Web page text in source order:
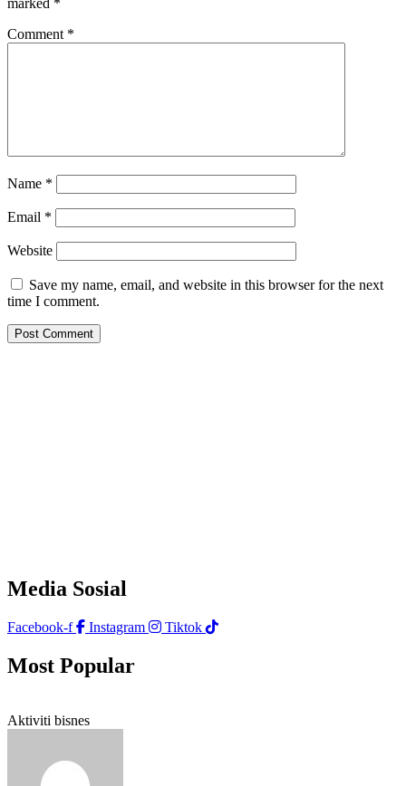
marked *
Comment *
Name *
Email *
Website
Save my name, email, and website in this browser for the next
time I comment.
Media Sosial
Facebook-f Instagram Tiktok
Most Popular
Aktiviti bisnes